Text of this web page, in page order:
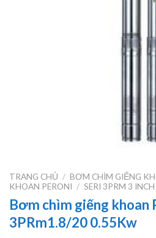
TRANG CHỦ / BƠM CHÌM GIẾNG
KHOAN PERONI / SERI 3PRM 3 INCH
Bơm chìm giếng khoan
3PRm1.8/20 0.55Kw